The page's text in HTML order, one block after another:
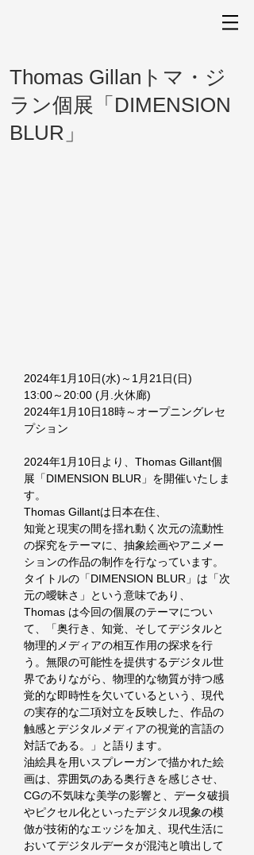
Thomas Gillanトマ・ジ
ラン個展「DIMENSION
BLUR」
2024年1月10日(水)～1月21日(日)
13:00～20:00 (月.火休廊)
2024年1月10日18時～オープニングレセ
プション
2024年1月10日より、Thomas Gillant個
展「DIMENSION BLUR」を開催いたしま
す。
Thomas Gillantは日本在住、
知覚と現実の間を揺れ動く次元の流動性
の探究をテーマに、抽象絵画やアニメー
ションの作品の制作を行なっています。
タイトルの「DIMENSION BLUR」は「次
元の曖昧さ」という意味であり、
Thomas は今回の個展のテーマについ
て、「奥行き、知覚、そしてデジタルと
物理的メディアの相互作用の探求を行
う。無限の可能性を提供するデジタル世
界でありながら、物理的な物質が持つ感
覚的な即時性を欠いているという、現代
の実存的な二項対立を反映した、作品の
触感とデジタルメディアの視覚的言語の
対話である。」と語ります。
油絵具を用いスプレーガンで描かれた絵
画は、雰囲気のある奥行きを感じさせ、
CGの不気味な美学の影響と、データ破損
やピクセル化といったデジタル現象の模
倣が技術的なエッジを加え、現代生活に
おいてデジタルデータが混沌と噴出して